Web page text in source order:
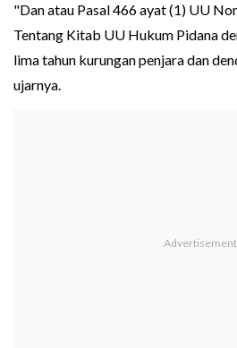
"Dan atau Pasal 466 ayat (1) UU
Tentang Kitab UU Hukum Pidana
lima tahun kurungan penjara dan
ujarnya.